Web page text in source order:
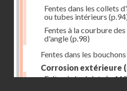
Fentes dans les collets
ou tubes intérieurs
Fentes à la courbure
d'angle(p.98)
Fentes dans les
Corrosion extérieure
Fuites à des joints